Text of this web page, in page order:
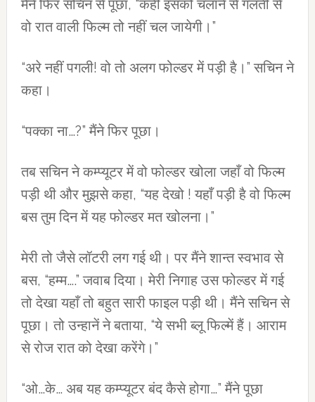
मैंने फिर सचिन से पूछा, “कहीं इसको चलाने से गलती से
वो रात वाली फिल्‍म तो नहीं चल जायेगी।”
“अरे नहीं पगली! वो तो अलग फोल्‍डर में पड़ी है।” सचिन ने
कहा।
“पक्‍का ना…?” मैंने फिर पूछा।
तब सचिन ने कम्‍प्‍यूटर में वो फोल्‍डर खोला जहाँ वो फिल्‍म
पड़ी थी और मुझसे कहा, “यह देखो ! यहाँ पड़ी है वो फिल्‍म
बस तुम दिन में यह फोल्‍डर मत खोलना।”
मेरी तो जैसे लॉटरी लग गई थी। पर मैंने शान्‍त स्‍वभाव से
बस, “हम्म….” जवाब दिया। मेरी निगाह उस फोल्‍डर में गई
तो देखा यहाँ तो बहुत सारी फाइल पड़ी थी। मैंने सचिन से
पूछा। तो उन्‍हानें ने बताया, “ये सभी ब्‍लू फिल्‍में हैं। आराम
से रोज रात को देखा करेंगे।”
“ओ…के… अब यह कम्‍प्‍यूटर बंद कैसे होगा…” मैंने पूछा